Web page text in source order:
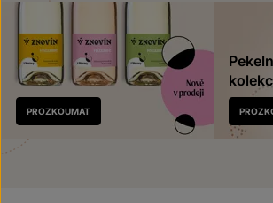
Nově
v prodeji
PROZKOUMAT